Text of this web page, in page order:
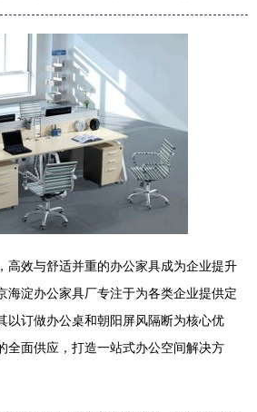
高效与舒适并重的办公家具成为企业提升
海淀办公家具厂专注于为各类企业提供定
以订做办公桌和朝阳屏风隔断为核心优
全面供应，打造一站式办公空间解决方